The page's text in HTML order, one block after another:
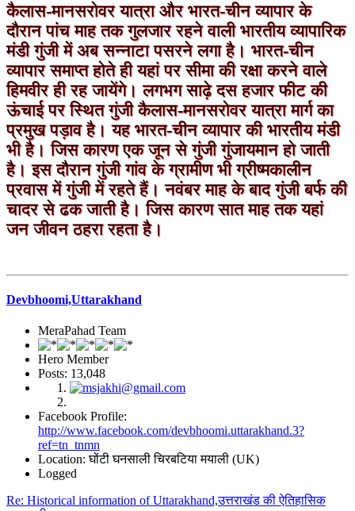
कैलास-मानसरोवर यात्रा और भारत-चीन व्यापार के
दौरान पांच माह तक गुलजार रहने वाली भारतीय व्यापारिक
मंडी गुंजी में अब सन्नाटा पसरने लगा है। भारत-चीन
व्यापार समाप्त होते ही यहां पर सीमा की रक्षा करने वाले
हिमवीर ही रह जायेंगे। लगभग साढ़े दस हजार फीट की
ऊंचाई पर स्थित गुंजी कैलास-मानसरोवर यात्रा मार्ग का
प्रमुख पड़ाव है। यह भारत-चीन व्यापार की भारतीय मंडी
भी है। जिस कारण एक जून से गुंजी गुंजायमान हो जाती
है। इस दौरान गुंजी गांव के ग्रामीण भी ग्रीष्मकालीन
प्रवास में गुंजी में रहते हैं। नवंबर माह के बाद गुंजी बर्फ की
चादर से ढक जाती है। जिस कारण सात माह तक यहां
जन जीवन ठहरा रहता है।
Devbhoomi,Uttarakhand
MeraPahad Team
Hero Member
Posts: 13,048
Facebook Profile:
http://www.facebook.com/devbhoomi.uttarakhand.3?
ref=tn_tnmn
Location: घोंटी घनसाली चिरबटिया मयाली (UK)
Logged
Re: Historical information of Uttarakhand,उत्तराखंड की ऐतिहासिक